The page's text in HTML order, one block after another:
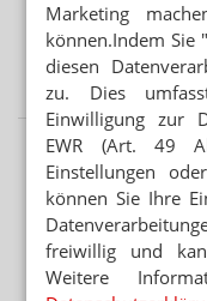
Marketing
können.Indem Sie
diesen
zu. Dies
Einwilligung zur
EWR (Art. 49
Einstellungen
können Sie Ihre
freiwillig und
Weitere
Second-Hand-
verboten